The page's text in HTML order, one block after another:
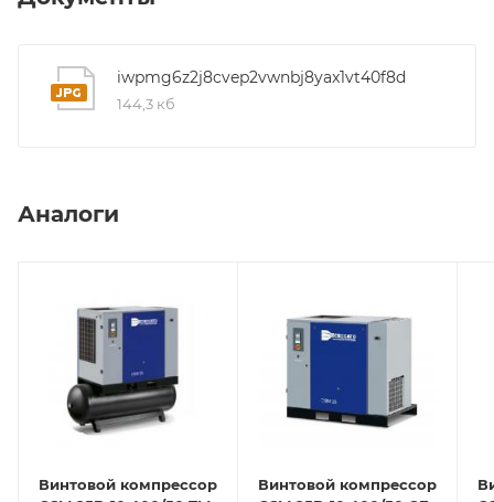
iwpmg6z2j8cvep2vwnbj8yax1vt40f8d
144,3 кб
Аналоги
Винтовой компрессор
Винтовой компрессор